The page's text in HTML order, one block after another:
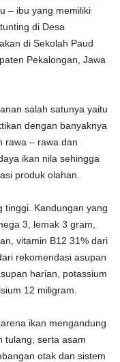
– ibu yang memiliki
di Desa
di Sekolah Paud
Pekalongan, Jawa
salah satunya yaitu
dengan banyaknya
rawa – rawa dan
ikan nila sehingga
produk olahan.
tinggi. Kandungan yang
3, lemak 3 gram,
vitamin B12 31% dari
rekomendasi asupan
harian, potassium
12 miligram.
ikan mengandung
tulang, serta asam
otak dan sistem